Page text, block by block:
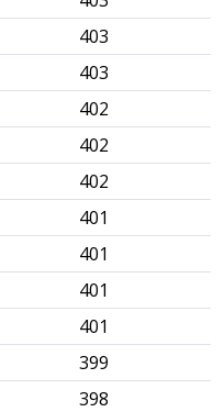
403
403
402
402
402
401
401
401
401
399
398